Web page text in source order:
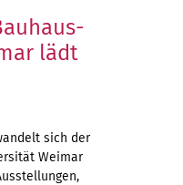
lädt
sich der
Weimar